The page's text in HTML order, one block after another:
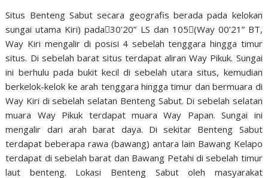
Situs Benteng Sabut secara geografis berada pada kelokan
sungai utama Kiri) pada30’20” LS dan 105(Way 00’21” BT,
Way Kiri mengalir di posisi 4 sebelah tenggara hingga timur
situs. Di sebelah barat situs terdapat aliran Way Pikuk. Sungai
ini berhulu pada bukit kecil di sebelah utara situs, kemudian
berkelok-kelok ke arah tenggara hingga timur dan bermuara di
Way Kiri di sebelah selatan Benteng Sabut. Di sebelah selatan
muara Way Pikuk terdapat muara Way Papan. Sungai ini
mengalir dari arah barat daya. Di sekitar Benteng Sabut
terdapat beberapa rawa (bawang) antara lain Bawang Kelapo
terdapat di sebelah barat dan Bawang Petahi di sebelah timur
laut benteng. Lokasi Benteng Sabut oleh masyarakat